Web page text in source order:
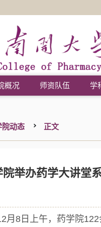
概况 师资队伍 学
院动态 正文
院举办药学大讲堂
8日上午，药学院122